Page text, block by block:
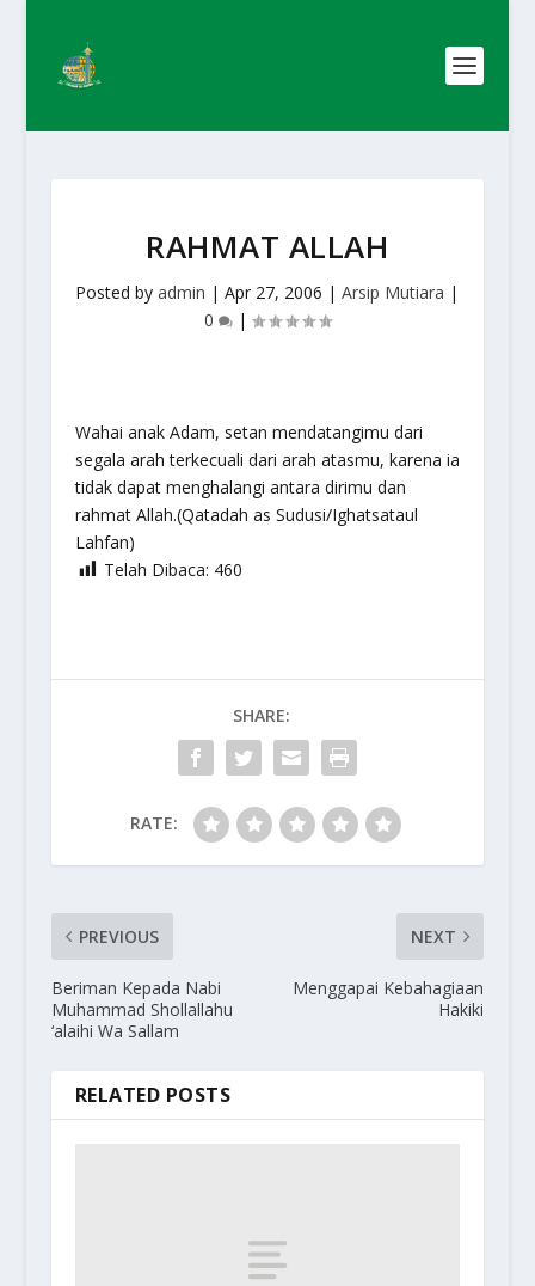
RAHMAT ALLAH
Posted byadmin |Apr 27, 2006 |Arsip Mutiara |
0
|
Wahai anak Adam, setan mendatangimu dari
segala arah terkecuali dari arah atasmu, karena ia
tidak dapat menghalangi antara dirimu dan
rahmat Allah.(Qatadah as Sudusi/Ighatsataul
Lahfan)
Telah Dibaca: 460
SHARE:
RATE:
PREVIOUS
Beriman Kepada Nabi
Muhammad Shollallahu
‘alaihi Wa Sallam
NEXT
Menggapai Kebahagiaan
Hakiki
RELATED POSTS